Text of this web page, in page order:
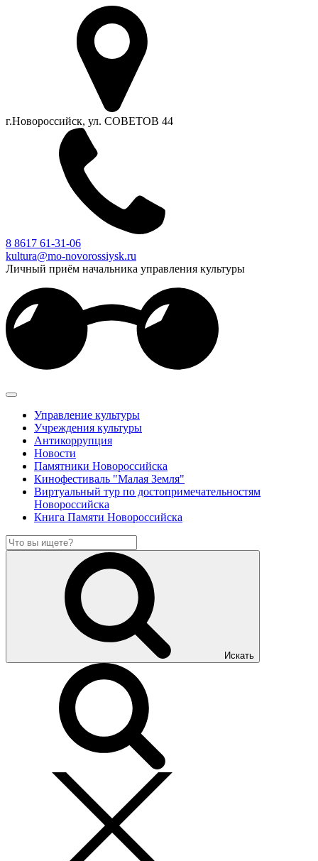
г.Новороссийск, ул. СОВЕТОВ 44
8 8617 61-31-06
kultura@mo-novorossiysk.ru
Личный приём начальника управления культуры
Управление культуры
Учреждения культуры
Антикоррупция
Новости
Памятники Новороссийска
Кинофестиваль "Малая Земля"
Виртуальный тур по достопримечательностям
Новороссийска
Книга Памяти Новороссийска
Искать